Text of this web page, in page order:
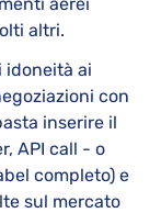
altri.
idoneità ai
con
inserire il
API call - o
completo) e
sul mercato